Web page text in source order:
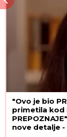
"Ovo je bio
primetila kod
nove detalje -